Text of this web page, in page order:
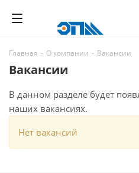
Главная - О компании - Вакансии
Вакансии
В данном разделе будет
наших вакансиях.
Нет вакансий